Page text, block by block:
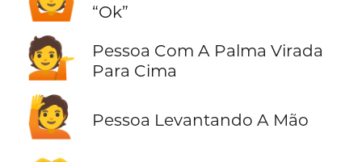
“Ok”
💁
Pessoa Com A Palma Virada
Para Cima
🙋 Pessoa Levantando A Mão